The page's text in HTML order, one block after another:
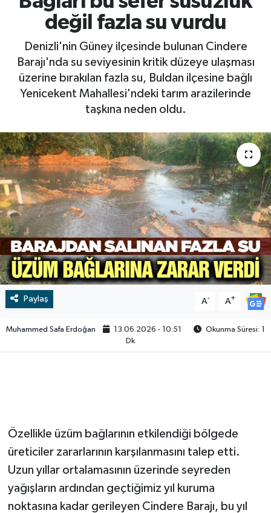
değil fazla su vurdu
Denizli'nin Güney ilçesinde bulunan Cindere
Barajı'nda su seviyesinin kritik düzeye ulaşması
üzerine bırakılan fazla su, Buldan ilçesine bağlı
Yenicekent Mahallesi'ndeki tarım arazilerinde
taşkına neden oldu.
Paylaş A- A+
Muhammed Safa Erdoğan 13.06.2026 - 10:51
Okunma Süresi: 1
Dk
Özellikle üzüm bağlarının etkilendiği bölgede
üreticiler zararlarının karşılanmasını talep etti.
Uzun yıllar ortalamasının üzerinde seyreden
yağışların ardından geçtiğimiz yıl kuruma
noktasına kadar gerileyen Cindere Barajı, bu yıl
RESMİ İLAN
BİLİM VE TEKNOLOJİ
RESMİ İLAN
Yaşam
Tarih
Dünya
İletişim
Künye
SPOR
Vefat
Video